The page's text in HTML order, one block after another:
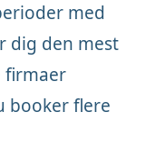
med
dig den mest
firmaer
booker flere